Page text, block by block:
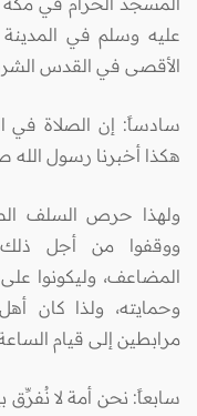
عليه وسلم في
الأقصى في القدس
سادساً: إن الصلاة في
هكذا أخبرنا رسول الله
ولهذا حرص السلف
ووقفوا من أجل ذلك
المضاعف، وليكونوا
وحمايته، ولذا كان
مرابطين إلى قيام
سابعاً: نحن أمة لا نُفرِّق